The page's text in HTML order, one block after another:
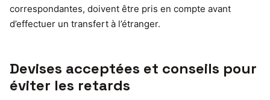
correspondantes, doivent être pris en compte avant
d’effectuer un transfert à l’étranger.
Devises acceptées et conseils pour
éviter les retards